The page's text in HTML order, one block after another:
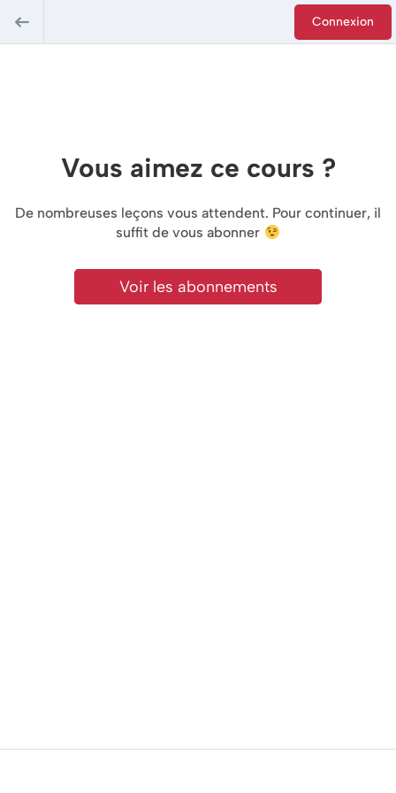
Connexion
Vous aimez ce cours ?
De nombreuses leçons vous attendent. Pour continuer, il
suffit de vous abonner
Voir les abonnements